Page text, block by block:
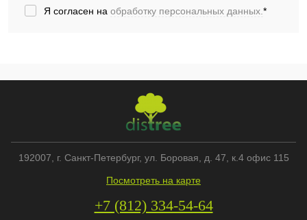
Я согласен на обработку персональных данных.*
192007 , г. Санкт-Петербург, ул. Боровая, д. 47, к.4 офис 115
Посмотреть на карте
+7 (812) 334-54-64